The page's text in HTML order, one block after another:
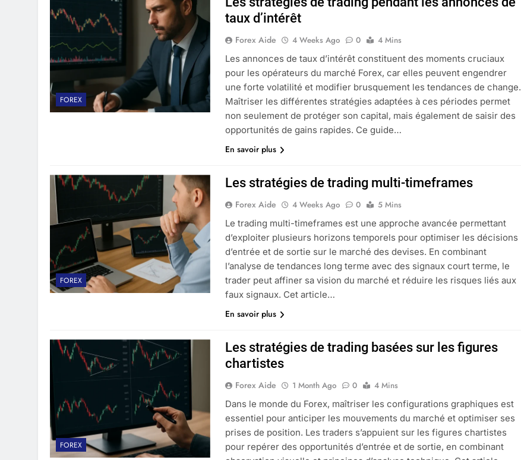
FOREX
taux d’intérêt
Forex Aide 4 Weeks Ago 0
4 Mins
Les annonces de taux d’intérêt constituent des moments cruciaux
pour les opérateurs du marché Forex, car elles peuvent engendrer
une forte volatilité et modifier brusquement les tendances de change.
Maîtriser les différentes stratégies adaptées à ces périodes permet
non seulement de protéger son capital, mais également de saisir des
opportunités de gains rapides. Ce guide…
En savoir plus
FOREX
Les stratégies de trading multi-timeframes
Forex Aide 4 Weeks Ago 0
5 Mins
Le trading multi-timeframes est une approche avancée permettant
d’exploiter plusieurs horizons temporels pour optimiser les décisions
d’entrée et de sortie sur le marché des devises. En combinant
l’analyse de tendances long terme avec des signaux court terme, le
trader peut affiner sa vision du marché et réduire les risques liés aux
faux signaux. Cet article…
En savoir plus
FOREX
Les stratégies de trading basées sur les figures
chartistes
Forex Aide 1 Month Ago 0
4 Mins
Dans le monde du Forex, maîtriser les configurations graphiques est
essentiel pour anticiper les mouvements du marché et optimiser ses
prises de position. Les traders s’appuient sur les figures chartistes
pour repérer des opportunités d’entrée et de sortie, en combinant